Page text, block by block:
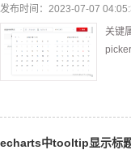
发布时间：2023-07-07
关键
echarts中tooltip显示标